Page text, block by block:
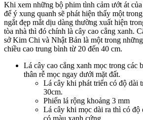
Khi xem những bộ phim tình cảm ướt át
để ý xung quanh sẽ phát hiện thấy một
ngắt đẹp mắt dịu dàng thường xuất hiện
tòa nhà thì đó chính là cây cao cẳng xanh.
sở Kim Chi và Nhật Bản là một trong
chiều cao trung bình từ 20 đến 40 cm.
Lá cây cao cẳng xanh mọc trong các
thân rễ mọc ngay dưới mặt đất.
Lá cây khi phát triển có độ dài
30cm.
Phiến lá rộng khoảng 3 mm
Lá cây khi mọc dài ra thì có độ